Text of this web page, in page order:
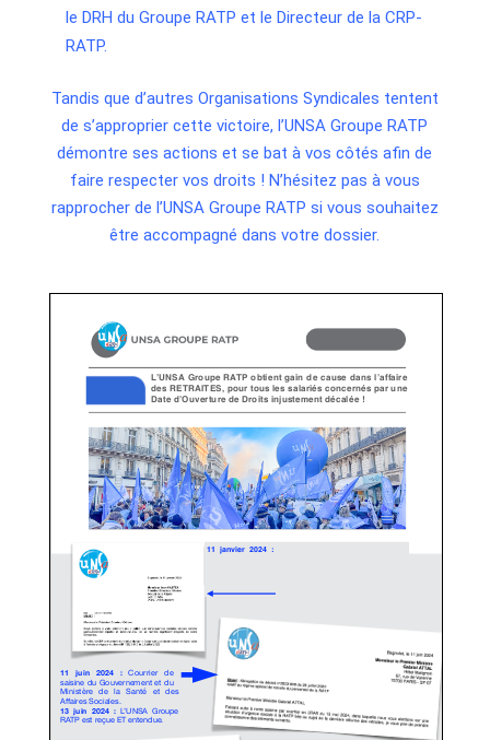
le DRH du Groupe RATP et le Directeur de la CRP-
RATP.
Tandis que d’autres Organisations Syndicales tentent
de s’approprier cette victoire, l’UNSA Groupe RATP
démontre ses actions et se bat à vos côtés afin de
faire respecter vos droits ! N’hésitez pas à vous
rapprocher de l’UNSA Groupe RATP si vous souhaitez
être accompagné dans votre dossier.